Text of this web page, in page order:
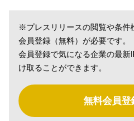
※プレスリリースの閲覧や条件
会員登録（無料）が必要です。
会員登録で気になる企業の最新
け取ることができます。
無料会員登